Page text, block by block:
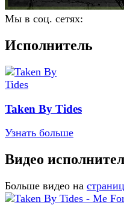
Мы в соц. сетях:
Исполнитель
Taken By Tides
Узнать больше
Видео
Больше видео на